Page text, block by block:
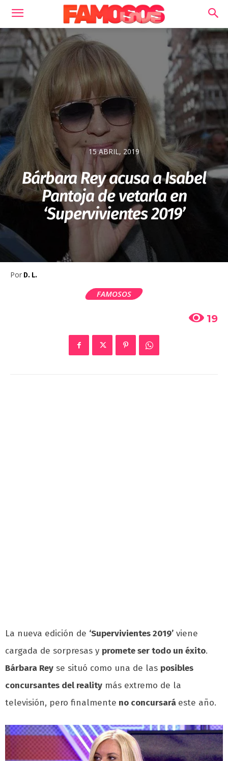
15 ABRIL, 2019
Bárbara Rey acusa a Isabel
Pantoja de vetarla en
‘Supervivientes 2019’
Por D. L.
FAMOSOS
19
La nueva edición de ‘Supervivientes 2019’ viene
cargada de sorpresas y promete ser todo un éxito.
Bárbara Rey se situó como una de las posibles
concursantes del reality más extremo de la
televisión, pero finalmente no concursará este año.